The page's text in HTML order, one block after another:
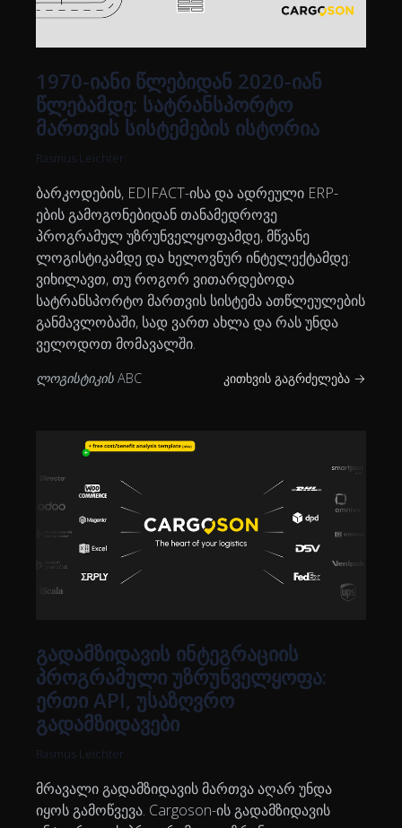
1970-იანი წლებიდან 2020-იან
წლებამდე: სატრანსპორტო
მართვის სისტემების ისტორია
Rasmus Leichter
ბარკოდების, EDIFACT-ისა და ადრეული ERP-
ების გამოგონებიდან თანამედროვე
პროგრამულ უზრუნველყოფამდე, მწვანე
ლოგისტიკამდე და ხელოვნურ ინტელექტამდე:
ვიხილავთ, თუ როგორ ვითარდებოდა
სატრანსპორტო მართვის სისტემა ათწლეულების
განმავლობაში, სად ვართ ახლა და რას უნდა
ველოდოთ მომავალში.
ლოგისტიკის ABC კითხვის გაგრძელება →
გადამზიდავის ინტეგრაციის
პროგრამული უზრუნველყოფა:
ერთი API, უსაზღვრო
გადამზიდავები
Rasmus Leichter
მრავალი გადამზიდავის მართვა აღარ უნდა
იყოს გამოწვევა. Cargoson-ის გადამზიდავის